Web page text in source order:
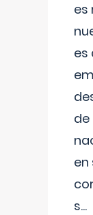
es
es
de
en
s...